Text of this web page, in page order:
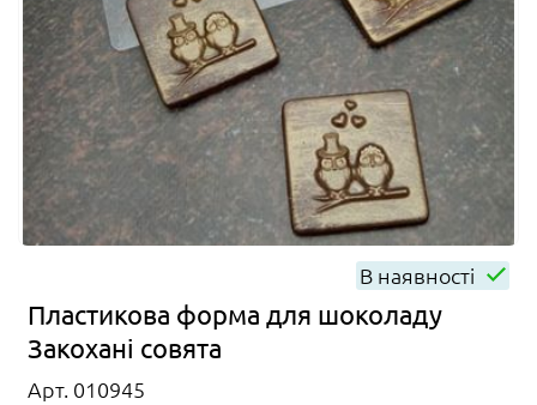
В наявності
Пластикова форма для шоколаду
Закохані совята
Арт. 010945